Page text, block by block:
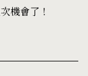
機會了！